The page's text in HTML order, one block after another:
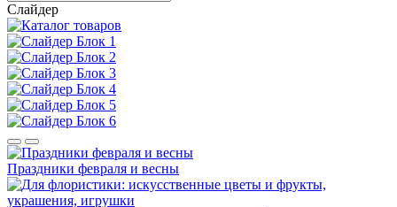
Слайдер
Праздники февраля и весны